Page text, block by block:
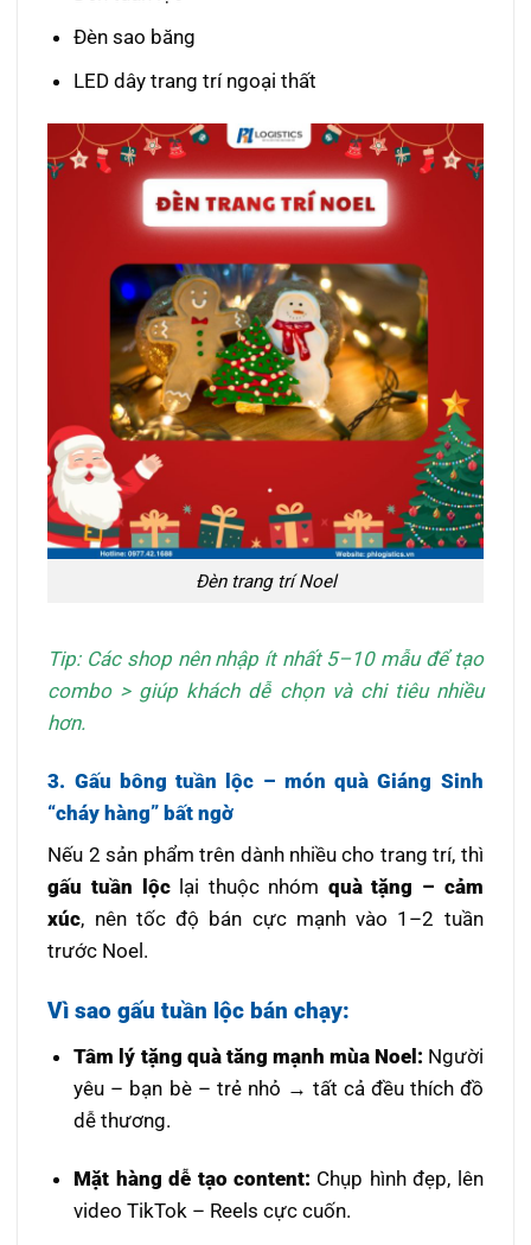
Đèn sao băng
LED dây trang trí ngoại thất
Đèn trang trí Noel
Tip: Các shop nên nhập ít nhất 5–10 mẫu để tạo
combo > giúp khách dễ chọn và chi tiêu nhiều
hơn.
3. Gấu bông tuần lộc – món quà Giáng Sinh
“cháy hàng” bất ngờ
Nếu 2 sản phẩm trên dành nhiều cho trang trí, thì
gấu tuần lộclại thuộc nhóm quà tặng – cảm
xúc, nên tốc độ bán cực mạnh vào 1–2 tuần
trước Noel.
Vì sao gấu tuần lộc bán chạy:
Tâm lý tặng quà tăng mạnh mùa Noel: Người
yêu – bạn bè – trẻ nhỏ → tất cả đều thích đồ
dễ thương.
Mặt hàng dễ tạo content: Chụp hình đẹp, lên
video TikTok – Reels cực cuốn.